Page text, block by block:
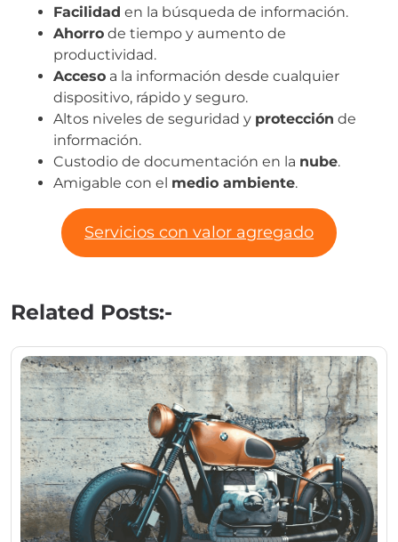
Facilidad en la búsqueda de información.
Ahorro de tiempo y aumento de
productividad.
Acceso a la información desde cualquier
dispositivo, rápido y seguro.
Altos niveles de seguridad y protección de
información.
Custodio de documentación en la nube.
Amigable con el medio ambiente.
Servicios con valor agregado
Related Posts:-